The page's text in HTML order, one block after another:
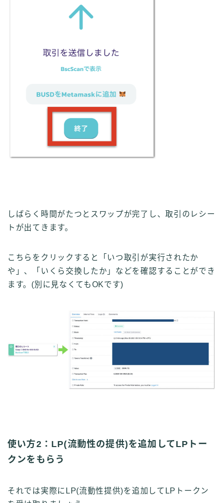
しばらく時間がたつとスワップが完了し、取引のレシー
トが出てきます。
こちらをクリックすると「いつ取引が実行されたか
や」、「いくら交換したか」などを確認することができ
ます。(別に見なくてもOKです)
使い方2： LP(流動性の提供)を追加してLPトー
クンをもらう
それでは実際にLP(流動性提供)を追加してLPトークン